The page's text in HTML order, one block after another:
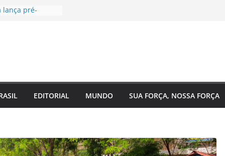
lança pré-
EUA e Bélgica
2 do Plano
e reforça
estado
ruas e
à
EDITORIAL MUNDO SUA FORÇA, NOSSA FORÇA